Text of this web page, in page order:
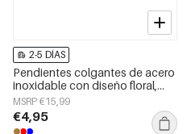
2-5 DÍAS
Pendientes colgantes de acero
inoxidable con diseño floral,
serie Daily Simple, joyería para
mujer
MSRP €15,99
€4,95